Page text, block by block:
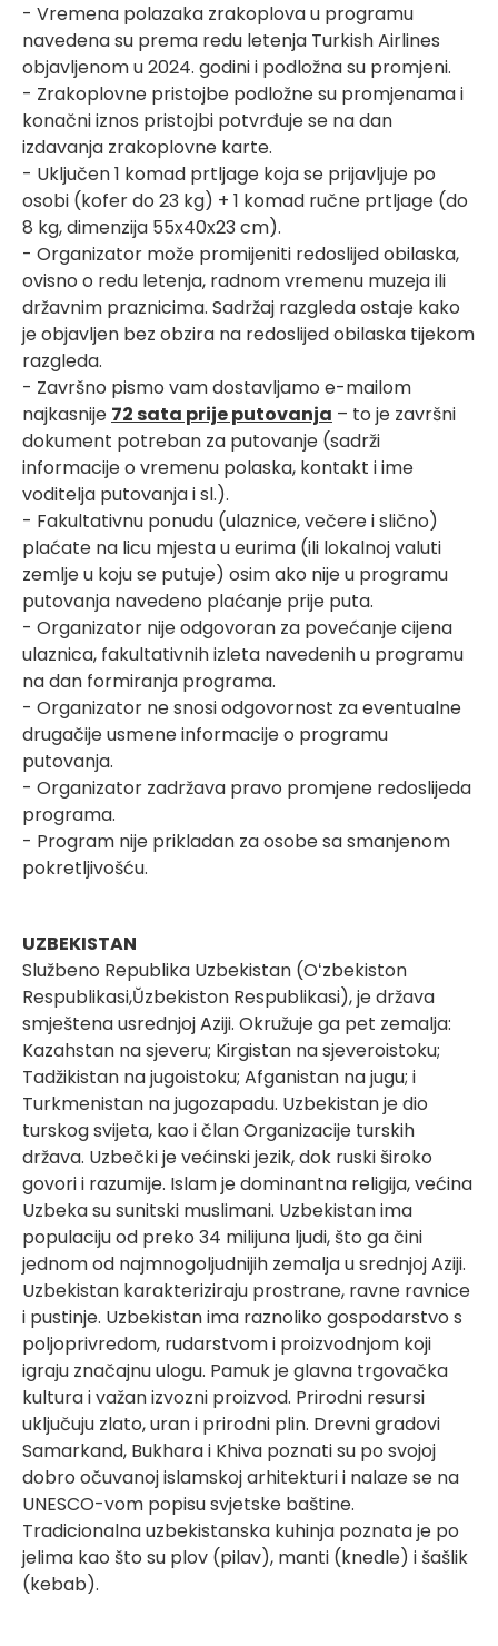
- Vremena polazaka zrakoplova u programu
navedena su prema redu letenja Turkish Airlines
objavljenom u 2024. godini i podložna su promjeni.
- Zrakoplovne pristojbe podložne su promjenama i
konačni iznos pristojbi potvrđuje se na dan
izdavanja zrakoplovne karte.
- Uključen 1 komad prtljage koja se prijavljuje po
osobi (kofer do 23 kg) + 1 komad ručne prtljage (do
8 kg, dimenzija 55x40x23 cm).
- Organizator može promijeniti redoslijed obilaska,
ovisno o redu letenja, radnom vremenu muzeja ili
državnim praznicima. Sadržaj razgleda ostaje kako
je objavljen bez obzira na redoslijed obilaska tijekom
razgleda.
- Završno pismo vam dostavljamo e-mailom
najkasnije 72 sata prije putovanja – to je završni
dokument potreban za putovanje (sadrži
informacije o vremenu polaska, kontakt i ime
voditelja putovanja i sl.).
- Fakultativnu ponudu (ulaznice, večere i slično)
plaćate na licu mjesta u eurima (ili lokalnoj valuti
zemlje u koju se putuje) osim ako nije u programu
putovanja navedeno plaćanje prije puta.
- Organizator nije odgovoran za povećanje cijena
ulaznica, fakultativnih izleta navedenih u programu
na dan formiranja programa.
- Organizator ne snosi odgovornost za eventualne
drugačije usmene informacije o programu
putovanja.
- Organizator zadržava pravo promjene redoslijeda
programa.
- Program nije prikladan za osobe sa smanjenom
pokretljivošću.
UZBEKISTAN
Službeno Republika Uzbekistan (Oʻzbekiston
Respublikasi,Ŭzbekiston Respublikasi), je država
smještena usrednjoj Aziji. Okružuje ga pet zemalja:
Kazahstan na sjeveru; Kirgistan na sjeveroistoku;
Tadžikistan na jugoistoku; Afganistan na jugu; i
Turkmenistan na jugozapadu. Uzbekistan je dio
turskog svijeta, kao i član Organizacije turskih
država. Uzbečki je većinski jezik, dok ruski široko
govori i razumije. Islam je dominantna religija, većina
Uzbeka su sunitski muslimani. Uzbekistan ima
populaciju od preko 34 milijuna ljudi, što ga čini
jednom od najmnogoljudnijih zemalja u srednjoj Aziji.
Uzbekistan karakteriziraju prostrane, ravne ravnice
i pustinje. Uzbekistan ima raznoliko gospodarstvo s
poljoprivredom, rudarstvom i proizvodnjom koji
igraju značajnu ulogu. Pamuk je glavna trgovačka
kultura i važan izvozni proizvod. Prirodni resursi
uključuju zlato, uran i prirodni plin. Drevni gradovi
Samarkand, Bukhara i Khiva poznati su po svojoj
dobro očuvanoj islamskoj arhitekturi i nalaze se na
UNESCO-vom popisu svjetske baštine.
Tradicionalna uzbekistanska kuhinja poznata je po
jelima kao što su plov (pilav), manti (knedle) i šašlik
(kebab).